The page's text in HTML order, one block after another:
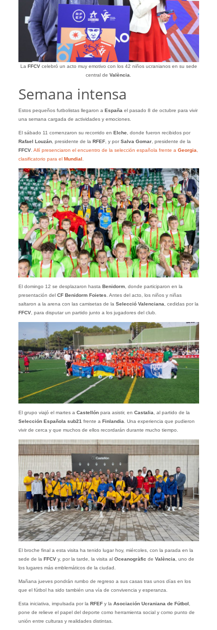
La FFCVcelebró un acto muy emotivo con los 42 niños ucranianos en su sede
central de València.
Semana intensa
Estos pequeños futbolistas llegaron a Españael pasado 8 de octubre para vivir
una semana cargada de actividades y emociones.
El sábado 11 comenzaron su recorrido en Elche, donde fueron recibidos por
Rafael Louzán, presidente de la RFEF, y porSalva Gomar, presidente de la
FFCV. Allí presenciaron el encuentro de la selección española frente a Georgia,
clasificatorio para el Mundial.
El domingo 12 se desplazaron hasta Benidorm, donde participaron en la
presentación del CF Benidorm Foietes . Antes del acto, los niños y niñas
saltaron a la arena con las camisetas de la Selecció Valenciana , cedidas por la
FFCV, para disputar un partido junto a los jugadores del club.
El grupo viajó el martes a Castellónpara asistir, en Castalia , al partido de la
Selección Española sub21 frente a Finlandia . Una experiencia que pudieron
vivir de cerca y que muchos de ellos recordarán durante mucho tiempo.
El broche final a esta visita ha tenido lugar hoy, miércoles, con la parada en la
sede de la FFCVy, por la tarde, la visita al Oceanogràfic de València , uno de
los lugares más emblemáticos de la ciudad.
Mañana jueves pondrán rumbo de regreso a sus casas tras unos días en los
que el fútbol ha sido también una vía de convivencia y esperanza.
Esta iniciativa, impulsada por la RFEFy la Asociación Ucraniana de Fútbol
pone de relieve el papel del deporte como herramienta social y como punto de
unión entre culturas y realidades distintas.